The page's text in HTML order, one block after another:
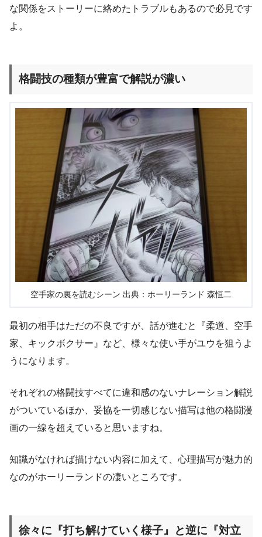
な関係をストーリーに絡めたトラブルもあるので必見です
よ。
格闘技の種類が豊富で解説が濃い
空手家の裏を読むシーン 出典：ホーリーランド 森恒二
最初の相手はただの不良ですが、話が進むと『柔道、空手
家、キックボクサー』など、様々な使い手がユウを狙うよ
うになります。
それぞれの格闘技すべてに違和感のないナレーション解説
がついているほか、妥協を一切感じない描写は他の格闘漫
画の一線を超えていると思いますね。
知識がなければ描けない内容に加えて、心理描写が魅力的
なのがホーリーランドの凄いところです。
徐々に『打ち解けていく様子』と逆に『対立